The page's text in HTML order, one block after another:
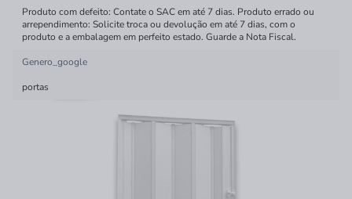
Produto com defeito: Contate o SAC em até 7 dias. Produto errado ou
arrependimento: Solicite troca ou devolução em até 7 dias, com o
produto e a embalagem em perfeito estado. Guarde a Nota Fiscal.
Genero_google
portas